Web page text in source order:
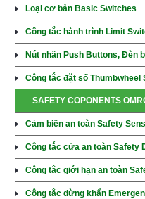
Loại cơ bản Basic Switches
Công tắc hành trình Limit
Nút nhấn Push Buttons, Đèn
Công tắc đặt số Thumbwheel
SAFETY COPONENTS
Cảm biến an toàn Safety
Công tắc cửa an toàn Safety
Công tắc giới hạn an toàn
Công tắc dừng khẩn